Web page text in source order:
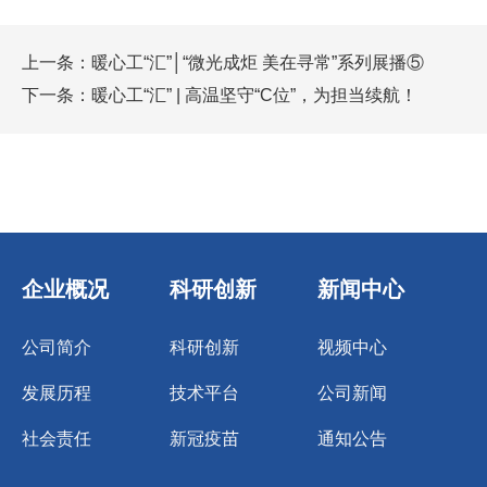
上一条： 暖心工“汇”│“微光成炬 美在寻常”系列展播⑤
下一条： 暖心工“汇” | 高温坚守“C位”，为担当续航！
企业概况
公司简介
发展历程
社会责任
科研创新
科研创新
技术平台
新冠疫苗
新闻中心
视频中心
公司新闻
通知公告